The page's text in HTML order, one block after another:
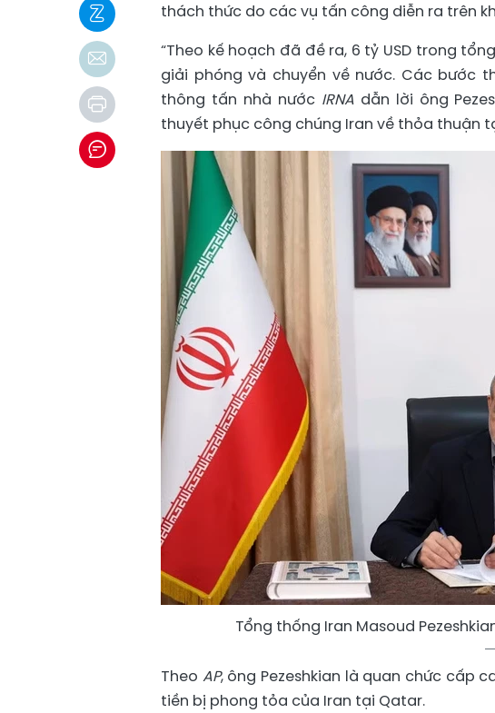
thách thức do các vụ tấn công diễn ra trên
“Theo kế hoạch đã đề ra, 6 tỷ USD trong
giải phóng và chuyển về nước. Các bước
thông tấn nhà nước IRNAdẫn lời ông
thuyết phục công chúng Iran về thỏa thuận
Tổng thống Iran Masoud
Theo AP, ông Pezeshkian là quan chức cấp
tiền bị phong tỏa của Iran tại Qatar.